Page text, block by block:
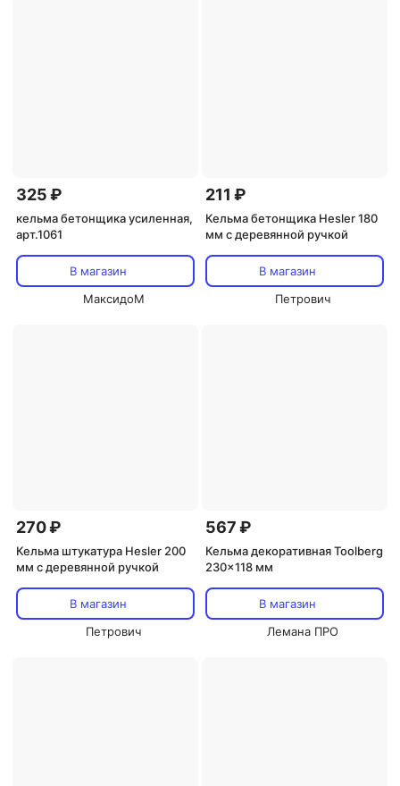
325 ₽
кельма бетонщика усиленная,
арт.1061
В магазин
МаксидоМ
211 ₽
Кельма бетонщика Hesler 180
мм с деревянной ручкой
В магазин
Петрович
270 ₽
Кельма штукатура Hesler 200
мм с деревянной ручкой
В магазин
Петрович
567 ₽
Кельма декоративная Toolberg
230x118 мм
В магазин
Лемана ПРО